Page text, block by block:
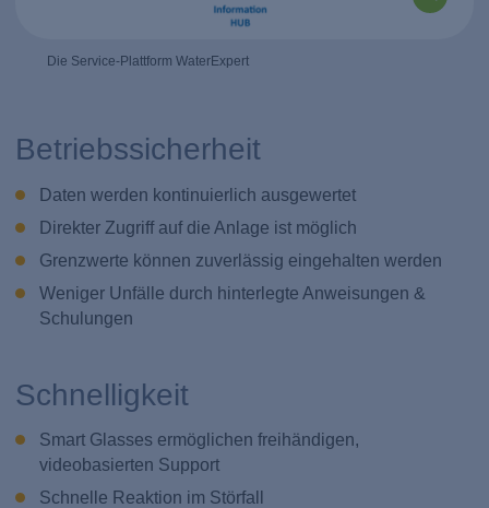
Die Service-Plattform WaterExpert
Betriebssicherheit
Daten werden kontinuierlich ausgewertet
Direkter Zugriff auf die Anlage ist möglich
Grenzwerte können zuverlässig eingehalten werden
Weniger Unfälle durch hinterlegte Anweisungen &
Schulungen
Schnelligkeit
Smart Glasses ermöglichen freihändigen,
videobasierten Support
Schnelle Reaktion im Störfall